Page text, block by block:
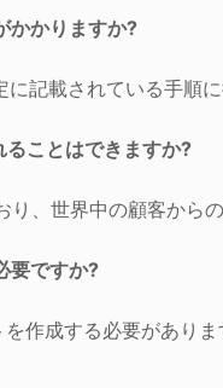
かかりますか?
載されている手順に
ことはできますか?
、世界中の顧客から
要ですか?
作成する必要があり